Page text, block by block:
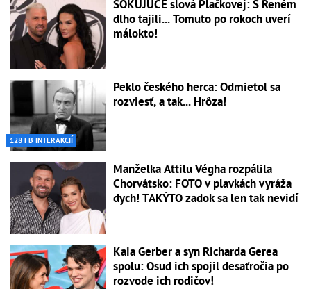
ŠOKUJÚCE slová Plačkovej: S Reném
dlho tajili... Tomuto po rokoch uverí
málokto!
128 FB INTERAKCIÍ
Peklo českého herca: Odmietol sa
rozviesť, a tak... Hrôza!
Manželka Attilu Végha rozpálila
Chorvátsko: FOTO v plavkách vyráža
dych! TAKÝTO zadok sa len tak nevidí
Kaia Gerber a syn Richarda Gerea
spolu: Osud ich spojil desaťročia po
rozvode ich rodičov!